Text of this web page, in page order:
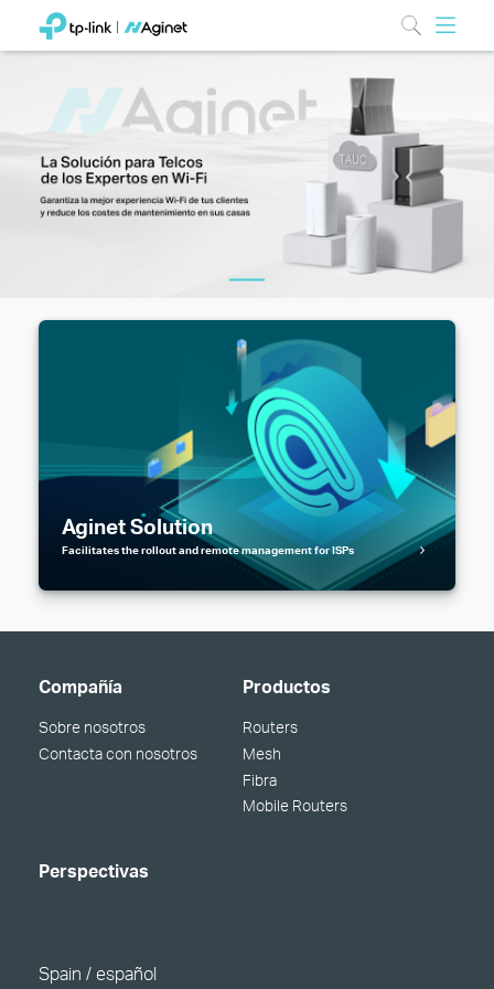
Aginet Solution
Facilitates the rollout and remote management for ISPs
Compañía
Sobre nosotros
Contacta con nosotros
Productos
Routers
Mesh
Fibra
Mobile Routers
Perspectivas
Spain / español